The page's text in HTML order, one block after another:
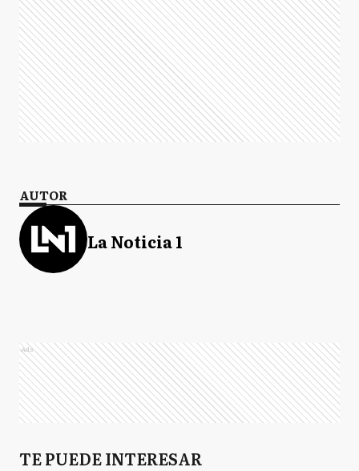
AUTOR
La Noticia 1
Ads
TE PUEDE INTERESAR